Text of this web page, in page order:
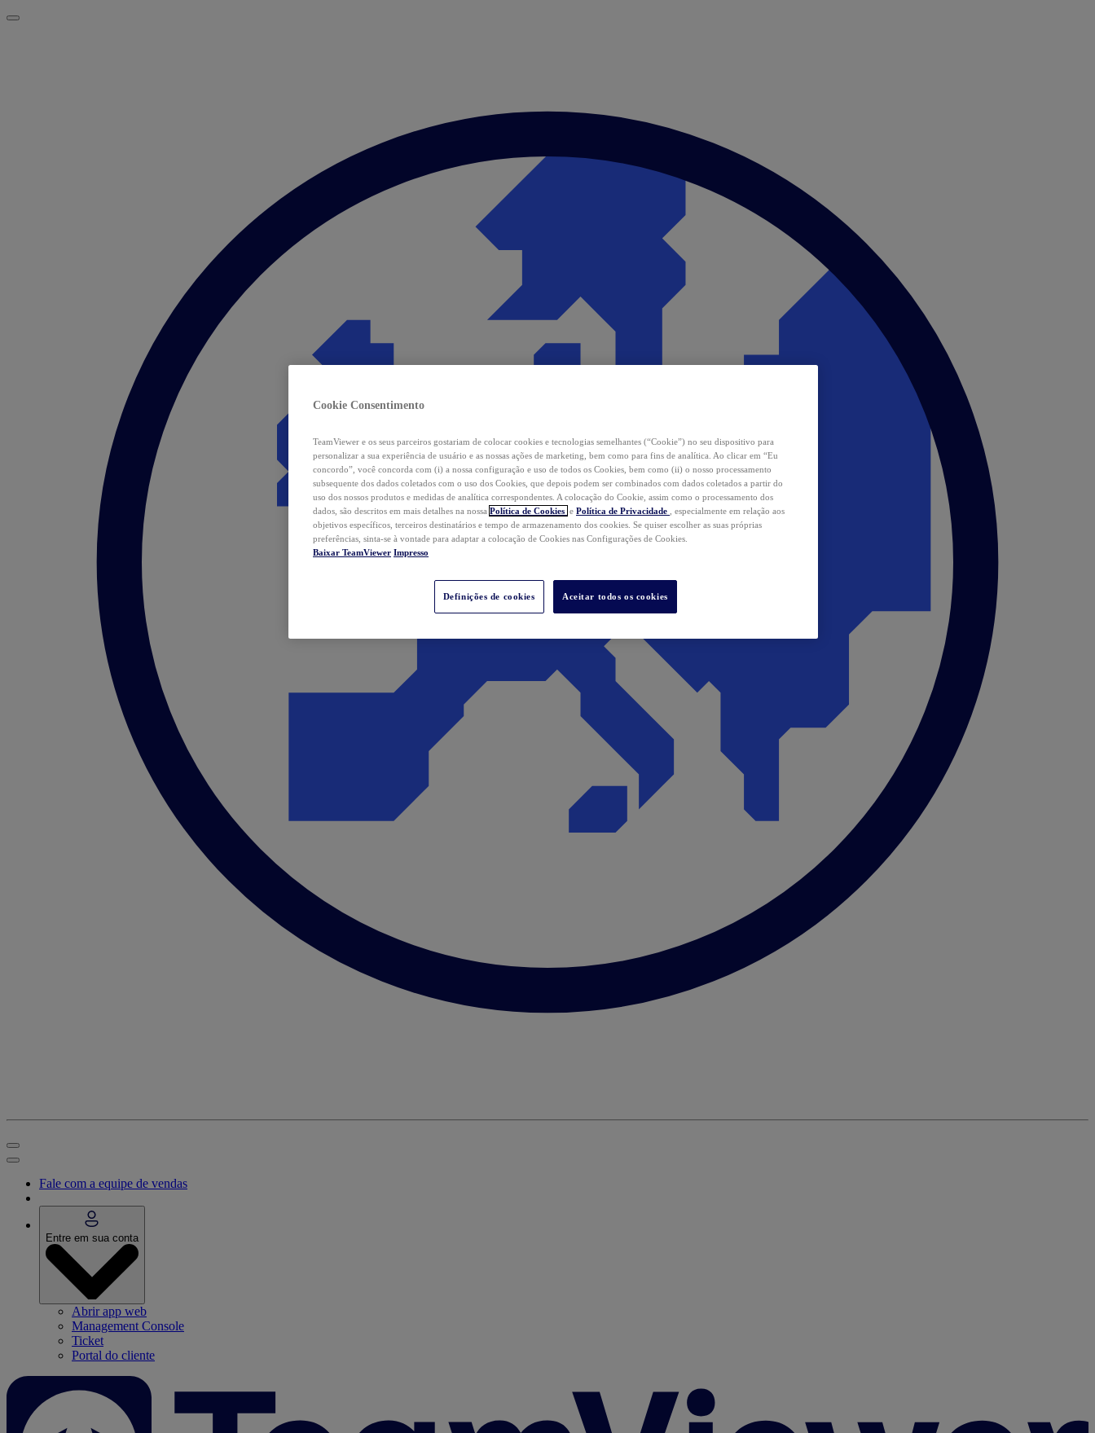
Fale com a equipe de vendas
Entre em sua conta
Abrir app web
Management Console
Ticket
Portal do cliente
Cookie Consentimento
TeamViewer e os seus parceiros gostariam de colocar cookies e tecnologias semelhantes (“Cookie”) no seu dispositivo para
personalizar a sua experiência de usuário e as nossas ações de marketing, bem como para fins de analítica. Ao clicar em “Eu
concordo”, você concorda com (i) a nossa configuração e uso de todos os Cookies, bem como (ii) o nosso processamento
subsequente dos dados coletados com o uso dos Cookies, que depois podem ser combinados com dados coletados a partir do
uso dos nossos produtos e medidas de analítica correspondentes. A colocação do Cookie, assim como o processamento dos
dados, são descritos em mais detalhes na nossa Política de Cookies e Política de Privacidade
, especialmente em relação aos
objetivos específicos, terceiros destinatários e tempo de armazenamento dos cookies. Se quiser escolher as suas próprias
preferências, sinta-se à vontade para adaptar a colocação de Cookies nas Configurações de Cookies.
Baixar TeamViewer Impresso
Definições de cookies Aceitar todos os cookies